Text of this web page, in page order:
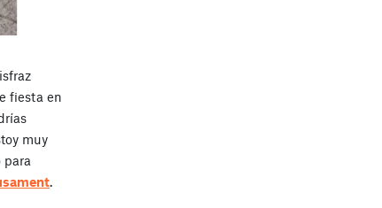
fiesta en
muy
para
.